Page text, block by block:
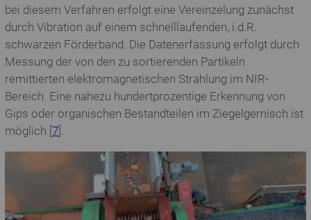
bei diesem Verfahren erfolgt eine Vereinzelung zunächst
durch Vibration auf einem schnelllaufenden, i.d.R.
schwarzen Förderband. Die Datenerfassung erfolgt durch
Messung der von den zu sortierenden Partikeln
remittierten elektromagnetischen Strahlung im NIR-
Bereich. Eine nahezu hundertprozentige Erkennung von
Gips oder organischen Bestandteilen im Ziegelgemisch ist
möglich [7].